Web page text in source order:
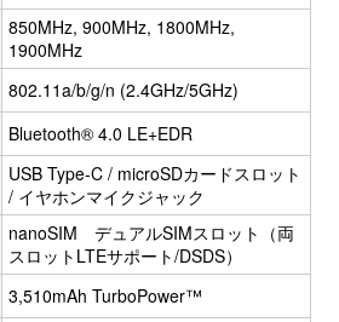
850MHz, 900MHz, 1800MHz,
1900MHz
802.11a/b/g/n (2.4GHz/5GHz)
Bluetooth® 4.0 LE+EDR
USB Type-C / microSDカードスロット
/ イヤホンマイクジャック
nanoSIM デュアルSIMスロット（両
スロットLTEサポート/DSDS）
3,510mAh TurboPower™